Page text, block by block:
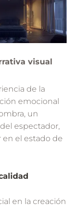
visual
de la
emocional
un
espectador,
el estado de
en la creación